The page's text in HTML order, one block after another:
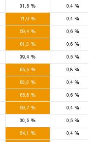
%
31,5 %
%
71,9 %
%
59,4 %
% %
%
39,4 %
%
65,5 %
% %
%
65,6 %
%
59,7 %
%
30,5 %
% %